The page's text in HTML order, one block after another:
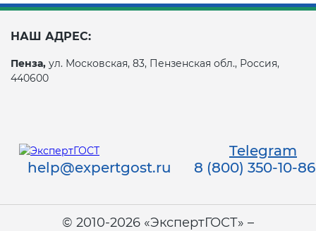
НАШ АДРЕС:
Пенза, ул. Московская, 83, Пензенская обл., Россия,
440600
Telegram
help@expertgost.ru
8 (800) 350-10-86
© 2010-2026 «ЭкспертГОСТ» –